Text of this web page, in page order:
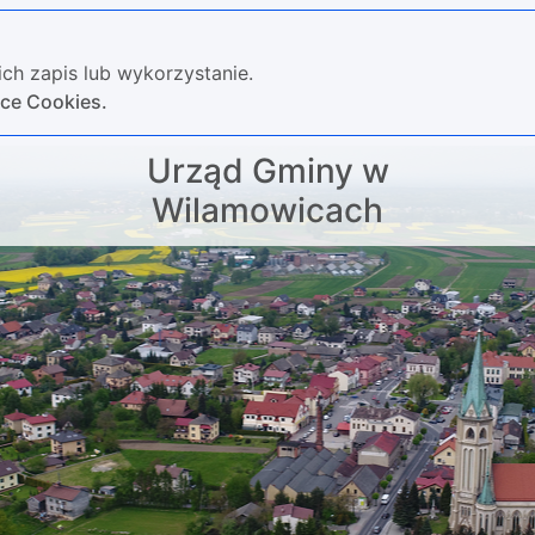
zapis lub wykorzystanie.
Cookies.
Urząd Gminy w
Wilamowicach